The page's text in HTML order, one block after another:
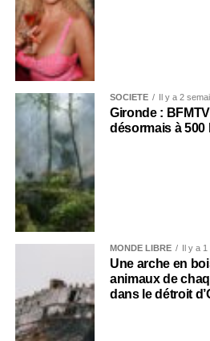
SOCIÉTÉ Il y a 2
Gironde :
désormais à 500
MONDE LIBRE Il y a 1
Une arche en
animaux de
dans le détroit